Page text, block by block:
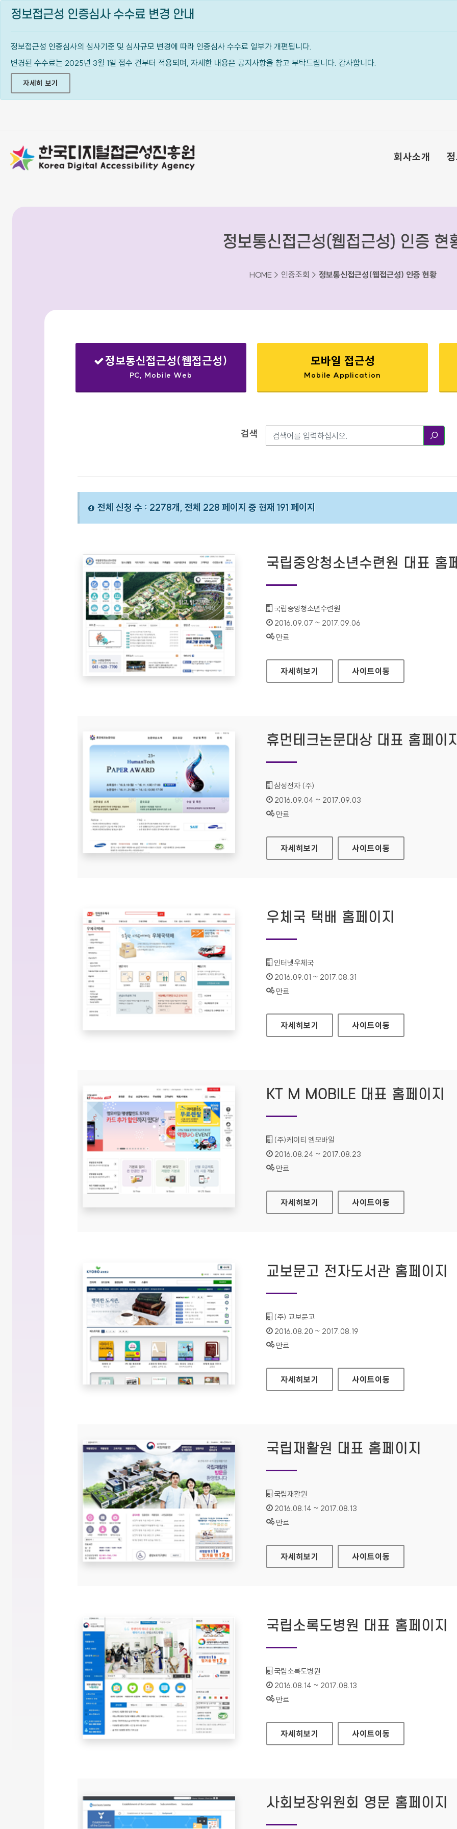
정보접근성 인증심사 수수료 변경 안내
정보접근성 인증심사의 심사기준 및 심사규모 변경에 따라 인증심사 수수료 일부가 개편됩니다.
변경된 수수료는 2025년 3월 1일 접수 건부터 적용되며, 자세한 내용은 공지사항을 참고 부탁드립니다. 감사합니다.
자세히 보기
회사소개
정보통신접근성(웹접근성) 인증 현
HOME > 인증조회 > 정보통신접근성(웹접근성) 인증 현황
정보통신접근성(웹접근성)
PC, Mobile Web
모바일 접근성
Mobile Application
검색
전체 신청 수 : 2278개, 전체 228 페이지 중 현재 191 페이지
국립중앙청소년수련원 대표 홈
기관명 :
국립중앙청소년수련원
인증기간 :
2016.09.07 ~ 2017.09.06
상태 :
만료
국립중앙청소년수련원 대표 홈페이지
자세히보기 사이트이동
휴먼테크논문대상 대표 홈페이
기관명 :
삼성전자 (주)
인증기간 :
2016.09.04 ~ 2017.09.03
상태 :
만료
휴먼테크논문대상 대표 홈페이지
자세히보기 사이트이동
우체국 택배 홈페이지
기관명 :
인터넷우체국
인증기간 :
2016.09.01 ~ 2017.08.31
상태 :
만료
우체국 택배 홈페이지
자세히보기 사이트이동
KT M MOBILE 대표 홈페이지
기관명 :
(주)케이티 엠모바일
인증기간 :
2016.08.24 ~ 2017.08.23
상태 :
만료
KT M MOBILE 대표 홈페이지
자세히보기 사이트이동
교보문고 전자도서관 홈페이지
기관명 :
(주) 교보문고
인증기간 :
2016.08.20 ~ 2017.08.19
상태 :
만료
교보문고 전자도서관 홈페이지
자세히보기 사이트이동
국립재활원 대표 홈페이지
기관명 :
국립재활원
인증기간 :
2016.08.14 ~ 2017.08.13
상태 :
만료
국립재활원 대표 홈페이지
자세히보기 사이트이동
국립소록도병원 대표 홈페이지
기관명 :
국립소록도병원
인증기간 :
2016.08.14 ~ 2017.08.13
상태 :
만료
국립소록도병원 대표 홈페이지
자세히보기 사이트이동
사회보장위원회 영문 홈페이지